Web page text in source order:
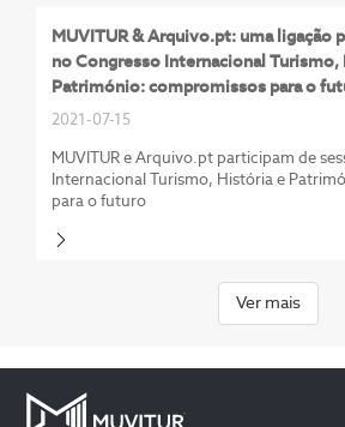
MUVITUR & Arquivo.pt: uma ligação
no Congresso Internacional
Património: compromissos para o
2021-07-15
MUVITUR e Arquivo.pt participam de
Internacional Turismo, História e
para o futuro
Ver mais